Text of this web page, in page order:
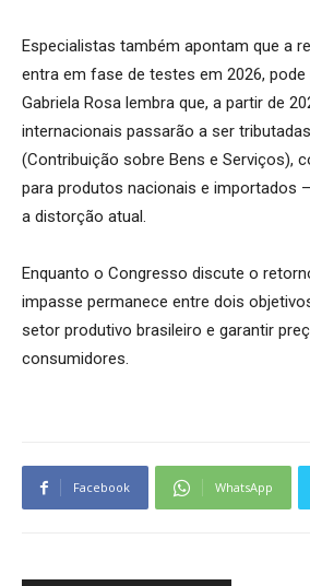
Especialistas também apontam que a
entra em fase de testes em 2026, pode
Gabriela Rosa lembra que, a partir de
internacionais passarão a ser
(Contribuição sobre Bens e Serviços),
para produtos nacionais e importados
a distorção atual.
Enquanto o Congresso discute o
impasse permanece entre dois
setor produtivo brasileiro e garantir
consumidores.
Facebook WhatsApp